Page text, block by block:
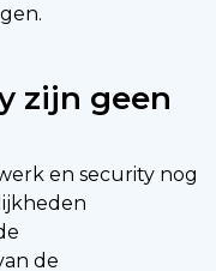
zijn geen
en security nog
de